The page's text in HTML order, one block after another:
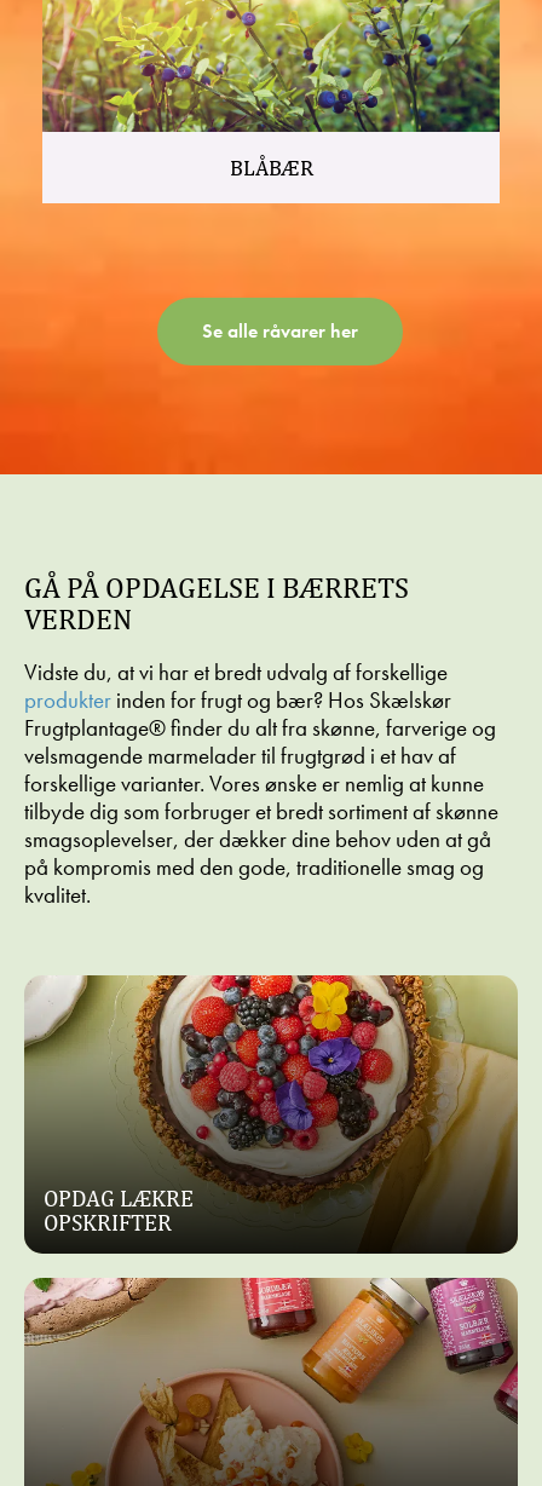
BLÅBÆR
Se alle råvarer her
GÅ PÅ OPDAGELSE I BÆRRETS
VERDEN
Vidste du, at vi har et bredt udvalg af forskellige
produkter inden for frugt og bær? Hos Skælskør
Frugtplantage® finder du alt fra skønne, farverige og
velsmagende marmelader til frugtgrød i et hav af
forskellige varianter. Vores ønske er nemlig at kunne
tilbyde dig som forbruger et bredt sortiment af skønne
smagsoplevelser, der dækker dine behov uden at gå
på kompromis med den gode, traditionelle smag og
kvalitet.
OPDAG LÆKRE
OPSKRIFTER